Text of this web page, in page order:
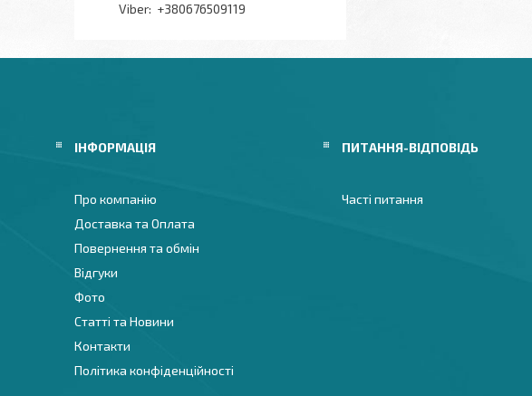
+380676509119
ІНФОРМАЦІЯ
Про компанію
Доставка та Оплата
Повернення та обмін
Відгуки
Фото
Статті та Новини
Контакти
Політика конфіденційності
ПИТАННЯ-ВІДПОВІДЬ
Часті питання